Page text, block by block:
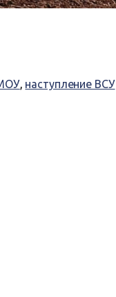
, наступление ВСУ